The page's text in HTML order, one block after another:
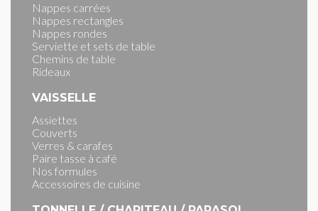
Nappes carrées
Nappes rectangles
Nappes rondes
Serviette et sets de table
Chemins de table
Rideaux
VAISSELLE
Assiettes
Couverts
Verres & carafes
Paire tasse à café
Nos formules
Accessoires de cuisine